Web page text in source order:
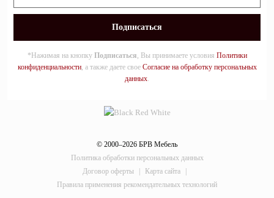
*Нажимая на кнопку Подписаться, Вы принимаете условия Политики
конфиденциальности, а также даете свое Согласие на обработку персональных
данных.
© 2000–2026 БРВ Мебель
Политика обработки персональных данных
Договор оферты
Карта сайта
Правила применения рекомендательных технологий